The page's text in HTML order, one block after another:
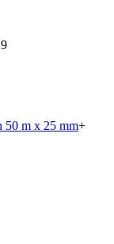
50 m x 25 mm+